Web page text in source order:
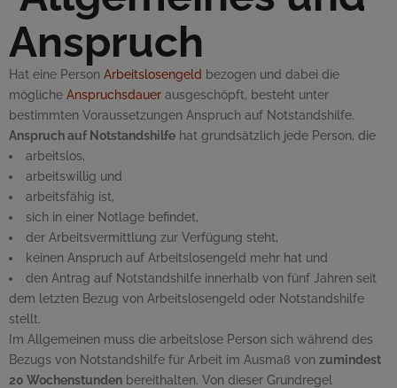
Anspruch
Hat eine Person Arbeitslosengeld bezogen und dabei die
mögliche Anspruchsdauer ausgeschöpft, besteht unter
bestimmten Voraussetzungen Anspruch auf Notstandshilfe.
Anspruch auf Notstandshilfe hat grundsätzlich jede Person, die
arbeitslos,
arbeitswillig und
arbeitsfähig ist,
sich in einer Notlage befindet,
der Arbeitsvermittlung zur Verfügung steht,
keinen Anspruch auf Arbeitslosengeld mehr hat und
den Antrag auf Notstandshilfe innerhalb von fünf Jahren seit
dem letzten Bezug von Arbeitslosengeld oder Notstandshilfe
stellt.
Im Allgemeinen muss die arbeitslose Person sich während des
Bezugs von Notstandshilfe für Arbeit im Ausmaß von zumindest
20 Wochenstunden bereithalten. Von dieser Grundregel